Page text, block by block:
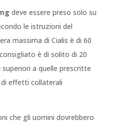
deve essere preso solo su
le istruzioni del
massima di Cialis è di 60
è di solito di 20
superiori a quelle prescritte
effetti collaterali
che gli uomini dovrebbero